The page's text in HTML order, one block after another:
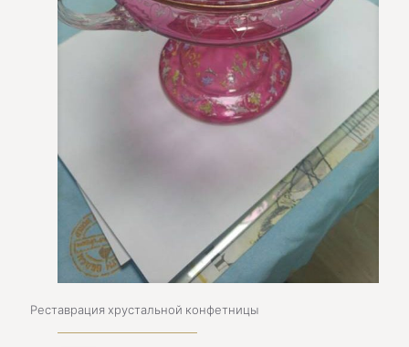
Реставрация хрустальной конфетницы